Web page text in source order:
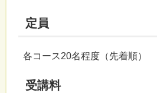
定員
各コース20名程度（先着順）
受講料